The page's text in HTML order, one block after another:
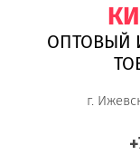
ОПТОВЫЙ
г.